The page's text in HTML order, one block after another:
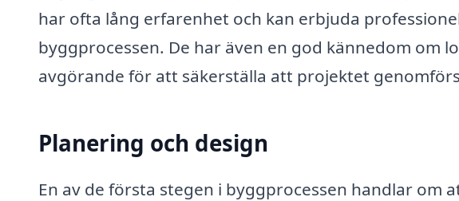
har ofta lång erfarenhet och kan erbjuda
byggprocessen. De har även en god kännedom om
avgörande för att säkerställa att projektet
Planering och design
En av de första stegen i byggprocessen handlar om